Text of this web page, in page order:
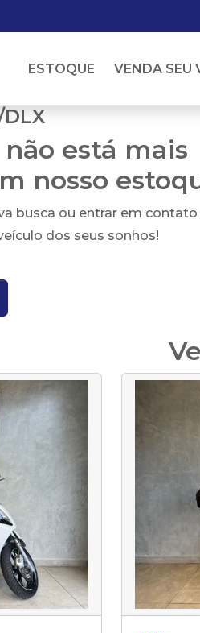
ESTOQUE VENDA SEU
DLX
está mais
nosso
busca ou entrar em
dos seus sonhos!